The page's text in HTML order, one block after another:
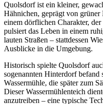
Quolsdorf ist ein kleiner,
Hähnichen, geprägt von grüner
einem dörflichen Charakter,
pulsiert das Leben in einem
lauten Straßen – stattdessen
Ausblicke in die Umgebung.
Historisch spielte Quolsdorf
sogenannten Hinterdorf
Wassermühle, die später zum
Dieser Wassermühlenteich
anzutreiben – eine typische